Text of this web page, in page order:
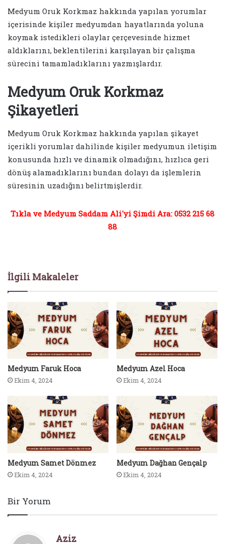
Medyum Oruk Korkmaz hakkında yapılan yorumlar
içerisinde kişiler medyumdan hayatlarında yoluna
koymak istedikleri olaylar çerçevesinde hizmet
aldıklarını, beklentilerini karşılayan bir çalışma
sürecini tamamladıklarını yazmışlardır.
Medyum Oruk Korkmaz
Şikayetleri
Medyum Oruk Korkmaz hakkında yapılan şikayet
içerikli yorumlar dahilinde kişiler medyumun iletişim
konusunda hızlı ve dinamik olmadığını, hızlıca geri
dönüş alamadıklarını bundan dolayı da işlemlerin
süresinin uzadığını belirtmişlerdir.
Tıkla ve Medyum Saddam Ali'yi Şimdi Ara: 0532 215 68
88
İlgili Makaleler
Medyum Faruk Hoca
Ekim 4, 2024
Medyum Azel Hoca
Ekim 4, 2024
Medyum Samet Dönmez
Ekim 4, 2024
Medyum Dağhan Gençalp
Ekim 4, 2024
Bir Yorum
Aziz